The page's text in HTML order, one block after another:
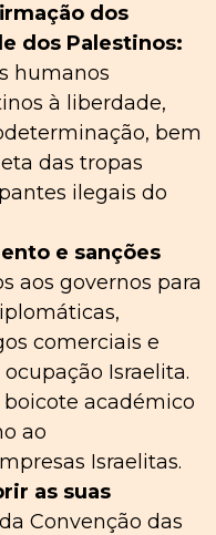
dos
dos Palestinos:
humanos
à liberdade,
bem
das tropas
ilegais do
e sanções
aos governos para
comerciais e
Israelita.
académico
ao
Israelitas.
as suas
Convenção das